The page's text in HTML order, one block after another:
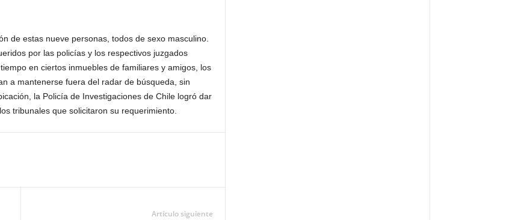
de estas nueve personas, todos de sexo masculino.
por las policías y los respectivos juzgados
en ciertos inmuebles de familiares y amigos, los
a mantenerse fuera del radar de búsqueda, sin
la Policía de Investigaciones de Chile logró dar
tribunales que solicitaron su requerimiento.
Artículo siguiente